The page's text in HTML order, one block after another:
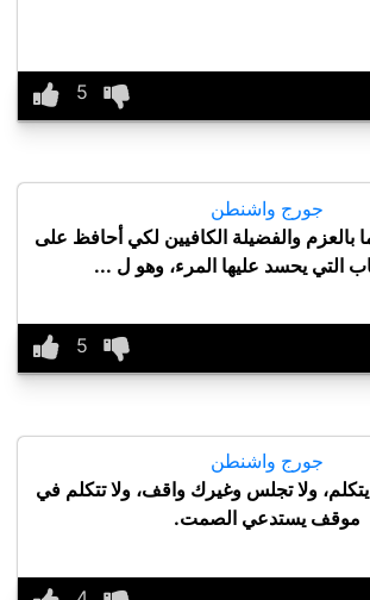
جورج واشنطن
بالعزم والفضيلة الكافيين لكي أحافظ على
التي يحسد عليها المرء، وهو ل ...
جورج واشنطن
يتكلم، ولا تجلس وغيرك واقف، ولا تتكلم في
موقف يستدعي الصمت.